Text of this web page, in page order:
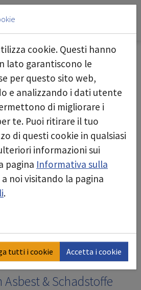
Asbest & Schadstoffe
cookie. Questi hanno
lato garantiscono le
per questo sito web,
e analizzando i dati utente
di migliorare i
te. Puoi ritirare il tuo
di questi cookie in qualsiasi
informazioni sui
pagina Informativa sulla
noi visitando la pagina
.
tutti i cookie Accetta i cookie